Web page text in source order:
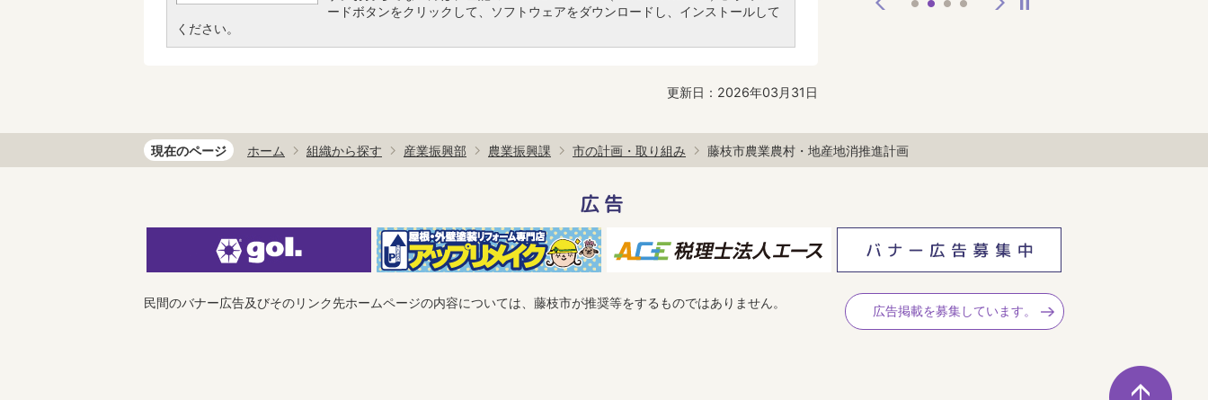
ードボタンをクリックして、ソフトウェアをダウンロードし、インストールして
ください。
更新日：2026年03月31日
現在のページ ホーム 組織から探す 産業振興部 農業振興課 市の計画・取り組み 藤枝市農業農村・地産地消推進計画
広告
民間のバナー広告及びそのリンク先ホームページの内容については、藤枝市が推奨等をするものではありません。
広告掲載を募集しています。
ペ
ー